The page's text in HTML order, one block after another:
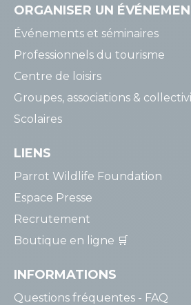
ORGANISER UN
Événements et séminaires
Professionnels du tourisme
Centre de loisirs
Groupes, associations &
Scolaires
LIENS
Parrot Wildlife Foundation
Espace Presse
Recrutement
Boutique en ligne 🛒
INFORMATIONS
Questions fréquentes - FAQ